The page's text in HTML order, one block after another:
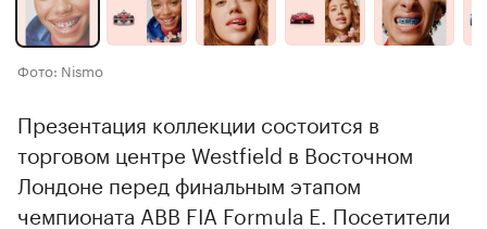
Фото: Nismo
Презентация коллекции состоится в
торговом центре Westfield в Восточном
Лондоне перед финальным этапом
чемпионата ABB FIA Formula E. Посетители